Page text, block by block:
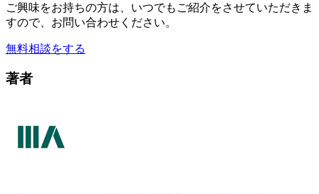
ご興味をお持ちの方は、いつでもご紹介をさせていただきま
すので、お問い合わせください。
無料相談をする
著者